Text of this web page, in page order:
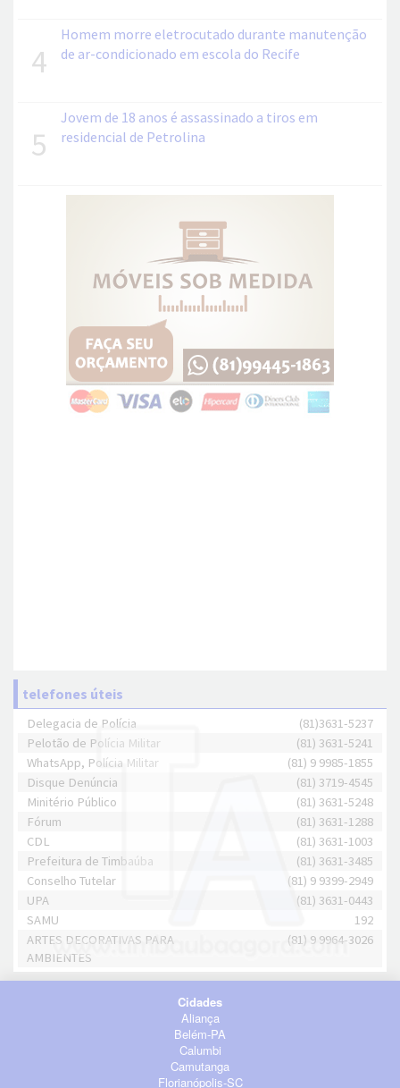
4
Homem morre eletrocutado durante manutenção
de ar-condicionado em escola do Recife
5
Jovem de 18 anos é assassinado a tiros em
residencial de Petrolina
telefones úteis
Delegacia de Polícia
(81)3631-5237
Pelotão de Polícia Militar
(81) 3631-5241
WhatsApp, Polícia Militar
(81) 9 9985-1855
Disque Denúncia
(81) 3719-4545
Minitério Público
(81) 3631-5248
Fórum
(81) 3631-1288
CDL
(81) 3631-1003
Prefeitura de Timbaúba
(81) 3631-3485
Conselho Tutelar
(81) 9 9399-2949
UPA
(81) 3631-0443
SAMU
192
ARTES DECORATIVAS PARA
AMBIENTES
(81) 9 9964-3026
Cidades
Aliança
Belém-PA
Calumbi
Camutanga
Florianópolis-SC